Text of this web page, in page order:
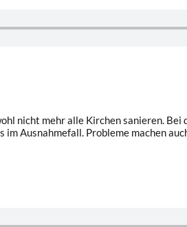
nicht mehr alle Kirchen sanieren.
Ausnahmefall. Probleme machen